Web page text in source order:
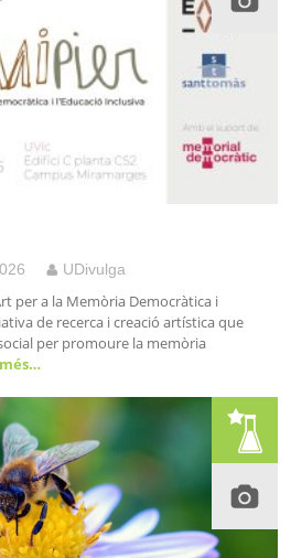
UDivulga
per a la Memòria Democràtica i
de recerca i creació artística que
per promoure la memòria